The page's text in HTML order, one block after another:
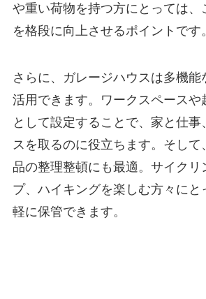
や重い荷物を持つ方にとっては、
を格段に向上させるポイントです。
さらに、ガレージハウスは多機能
活用できます。ワークスペースや
として設定することで、家と仕事
スを取るのに役立ちます。そして
品の整理整頓にも最適。サイクリ
プ、ハイキングを楽しむ方々にと
軽に保管できます。